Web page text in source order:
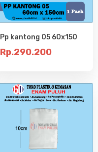
Pp kantong 05 60x150
Rp.290.200